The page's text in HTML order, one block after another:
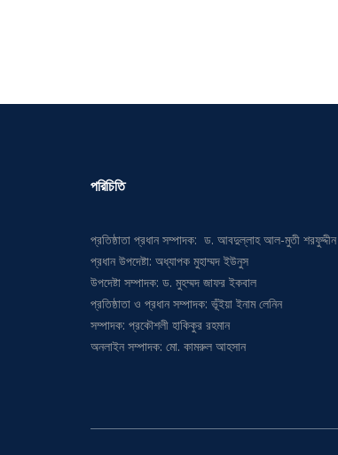
পরিচিতি
প্রতিষ্ঠাতা প্রধান সম্পাদক: ড. আবদুল্লাহ আল-মুতী শরফুদ্দীন
প্রধান উপদেষ্টা: অধ্যাপক মুহাম্মদ ইউনুস
উপদেষ্টা সম্পাদক: ড. মুহম্মদ জাফর ইকবাল
প্রতিষ্ঠাতা ও প্রধান সম্পাদক: ভূঁইয়া ইনাম লেনিন
সম্পাদক: প্রকৌশলী হাকিকুর রহমান
অনলাইন সম্পাদক: মো. কামরুল আহসান